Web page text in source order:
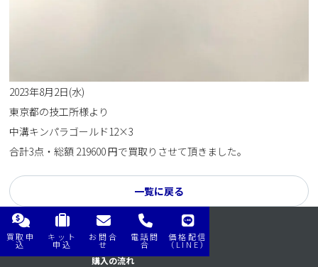
2023年8月2日(水)
東京都の技工所様より
中溝キンパラゴールド12×3
合計3点・総額 219600 円で買取りさせて頂きました。
一覧に戻る
買取申
込
キット
申込
お問合
せ
電話問
合
価格配信
（LINE）
購入/買取の流れ
買取の流れ
購入の流れ